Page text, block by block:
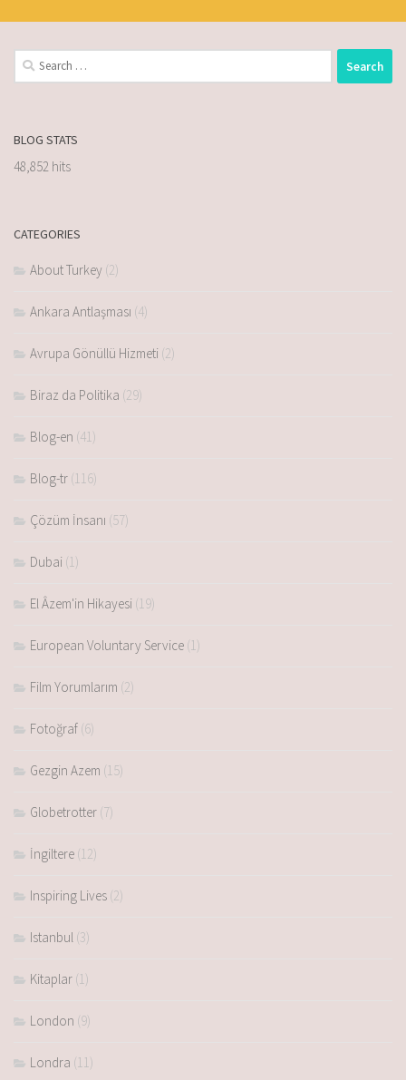
BLOG STATS
48,852 hits
CATEGORIES
About Turkey (2)
Ankara Antlaşması (4)
Avrupa Gönüllü Hizmeti (2)
Biraz da Politika (29)
Blog-en (41)
Blog-tr (116)
Çözüm İnsanı (57)
Dubai (1)
El Âzem'in Hikayesi (19)
European Voluntary Service (1)
Film Yorumlarım (2)
Fotoğraf (6)
Gezgin Azem (15)
Globetrotter (7)
İngiltere (12)
Inspiring Lives (2)
Istanbul (3)
Kitaplar (1)
London (9)
Londra (11)